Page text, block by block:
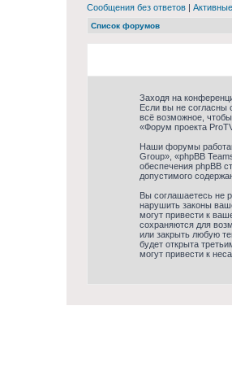
Сообщения без ответов |
Список форумов
Заходя на
Если вы не согласны
всё возможное,
«Форум проекта
Наши форумы
Group», «phpBB
обеспечения phpBB
допустимого
Вы соглашаетесь не
нарушить законы
могут привести к
сохраняются для
или закрыть любую
будет открыта
могут привести к